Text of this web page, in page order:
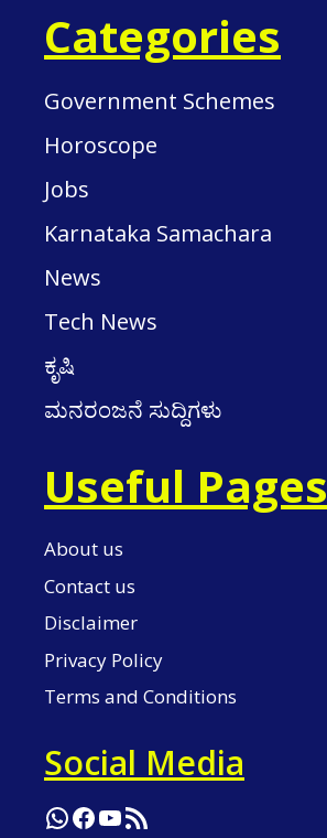
Categories
Government Schemes
Horoscope
Jobs
Karnataka Samachara
News
Tech News
ಕೃಷಿ
ಮನರಂಜನೆ ಸುದ್ದಿಗಳು
Useful Pages
About us
Contact us
Disclaimer
Privacy Policy
Terms and Conditions
Social Media
WhatsApp
Facebook
YouTube
RSS Feed